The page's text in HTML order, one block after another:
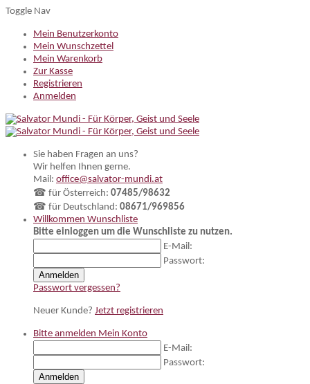
Toggle Nav
Mein Benutzerkonto
Mein Wunschzettel
Mein Warenkorb
Zur Kasse
Registrieren
Anmelden
Sie haben Fragen an uns?
Wir helfen Ihnen gerne.
Mail: office@salvator-mundi.at
☎ für Österreich: 07485/98632
☎ für Deutschland: 08671/969856
Willkommen Wunschliste
Bitte einloggen um die Wunschliste zu nutzen.
E-Mail:
Passwort:
Anmelden
Passwort vergessen?
Neuer Kunde? Jetzt registrieren
Bitte anmelden Mein Konto
E-Mail:
Passwort:
Anmelden